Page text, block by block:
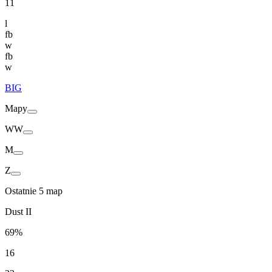
11
l
fb
w
fb
w
BIG
Mapy
WW
M
Z
Ostatnie 5 map
Dust II
69%
16